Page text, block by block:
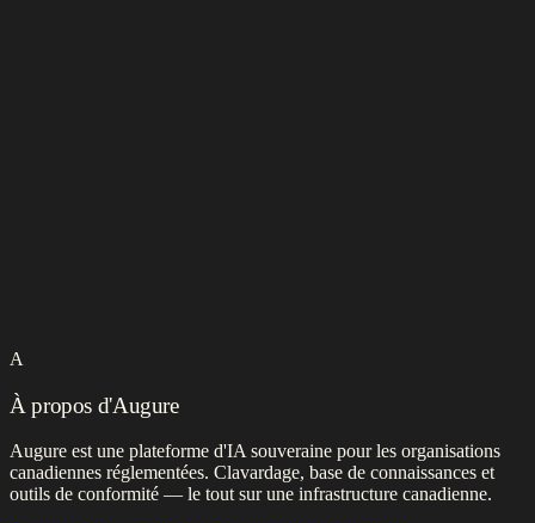
A
À propos d'Augure
Augure est une plateforme d'IA souveraine pour les organisations
canadiennes réglementées. Clavardage, base de connaissances et
outils de conformité — le tout sur une infrastructure canadienne.